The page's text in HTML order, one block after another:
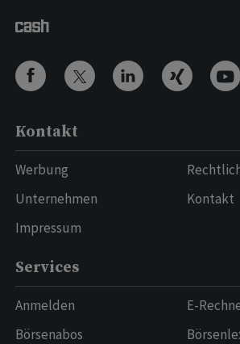
Kontakt
Werbung
Unternehmen
Impressum
Kontakt
Services
Anmelden
Börsenabos
E-